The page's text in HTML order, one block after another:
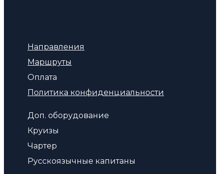
Направления
Маршруты
Оплата
Политика конфиденциальности
Доп. оборудование
Круизы
Чартер
Русскоязычные капитаны